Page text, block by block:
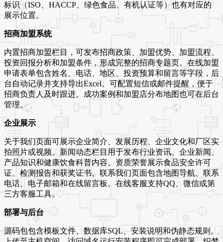
标识（ISO、HACCP、绿色食品、有机认证等）也有对应的
展示位置。
招商加盟系统
内置招商加盟栏目，可发布招商政策、加盟优势、加盟流程、
投资回报分析和加盟条件，形成完整的招商专题页。在线加盟
申请表单包含姓名、电话、地区、投资预算和留言等字段，后
台自动记录并支持导出Excel。可配置短信或邮件提醒，便于
招商负责人及时跟进。成功案例和加盟店分布地图也可在后台
管理。
企业展示
关于我们页面可展示企业简介、发展历程、企业文化和厂区实
拍照片或视频。新闻动态栏目用于发布行业资讯、企业新闻、
产品知识和健康饮食科普内容。资质荣誉展示食品安全许可
证、检测报告和获奖证书。联系我们页面包含地图导航、联系
电话、电子邮箱和在线留言板。在线客服支持QQ、微信或第
三方客服工具。
部署与后台
源码包包含模板文件、数据库SQL、安装说明和伪静态规则。